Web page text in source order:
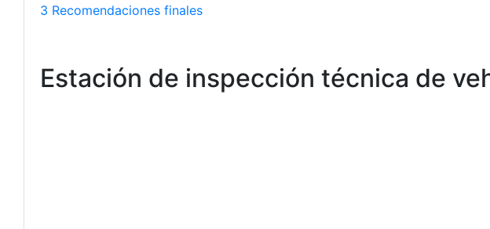
3 Recomendaciones finales
Estación de inspección técnica de